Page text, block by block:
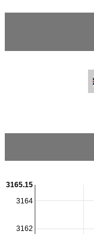
3162
3164
3165.15